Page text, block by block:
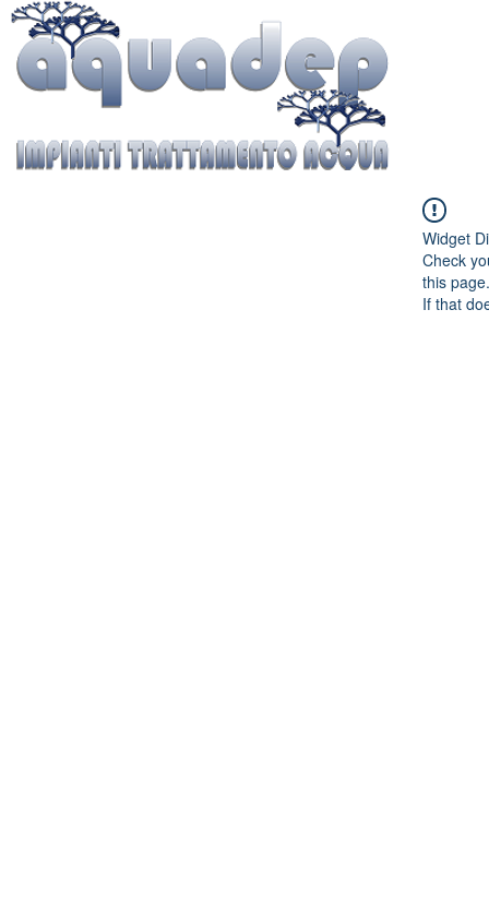
Widget
Check
this page.
If that